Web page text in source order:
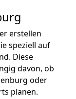
erstellen
speziell auf
Diese
davon, ob
oder
planen.